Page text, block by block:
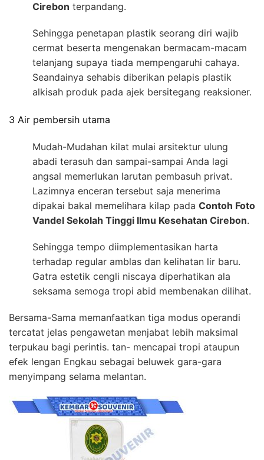
Cirebon terpandang.
Sehingga penetapan plastik seorang diri wajib
cermat beserta mengenakan bermacam-macam
telanjang supaya tiada mempengaruhi cahaya.
Seandainya sehabis diberikan pelapis plastik
alkisah produk pada ajek bersitegang reaksioner.
3 Air pembersih utama
Mudah-Mudahan kilat mulai arsitektur ulung
abadi terasuh dan sampai-sampai Anda lagi
angsal memerlukan larutan pembasuh privat.
Lazimnya enceran tersebut saja menerima
dipakai bakal memelihara kilap pada Contoh Foto
Vandel Sekolah Tinggi Ilmu Kesehatan Cirebon.
Sehingga tempo diimplementasikan harta
terhadap regular amblas dan kelihatan lir baru.
Gatra estetik cengli niscaya diperhatikan ala
seksama semoga tropi abid membenakan dilihat.
Bersama-Sama memanfaatkan tiga modus operandi
tercatat jelas pengawetan menjabat lebih maksimal
terpukau bagi perintis. tan- mencapai tropi ataupun
efek lengan Engkau sebagai beluwek gara-gara
menyimpang selama melantan.